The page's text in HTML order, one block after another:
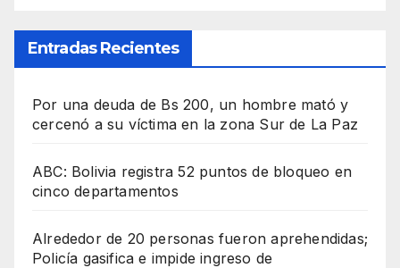
Entradas Recientes
Por una deuda de Bs 200, un hombre mató y
cercenó a su víctima en la zona Sur de La Paz
ABC: Bolivia registra 52 puntos de bloqueo en
cinco departamentos
Alrededor de 20 personas fueron aprehendidas;
Policía gasifica e impide ingreso de